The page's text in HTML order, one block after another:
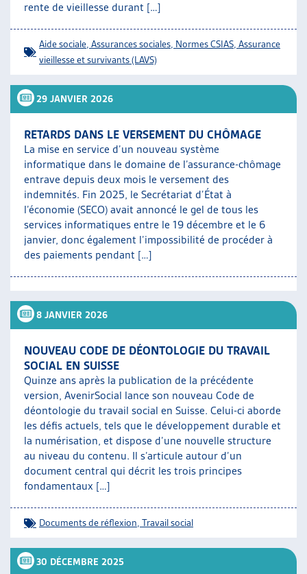
rente de vieillesse durant […]
Aide sociale Assurances sociales Normes CSIAS Assurance
vieillesse et survivants (LAVS)
29 JANVIER 2026
RETARDS DANS LE VERSEMENT DU CHÔMAGE
La mise en service d’un nouveau système
informatique dans le domaine de l’assurance-chômage
entrave depuis deux mois le versement des
indemnités. Fin 2025, le Secrétariat d’État à
l’économie (SECO) avait annoncé le gel de tous les
services informatiques entre le 19 décembre et le 6
janvier, donc également l’impossibilité de procéder à
des paiements pendant […]
8 JANVIER 2026
NOUVEAU CODE DE DÉONTOLOGIE DU TRAVAIL
SOCIAL EN SUISSE
Quinze ans après la publication de la précédente
version, AvenirSocial lance son nouveau Code de
déontologie du travail social en Suisse. Celui-ci aborde
les défis actuels, tels que le développement durable et
la numérisation, et dispose d’une nouvelle structure
au niveau du contenu. Il s’articule autour d’un
document central qui décrit les trois principes
fondamentaux […]
Documents de réflexion Travail social
30 DÉCEMBRE 2025